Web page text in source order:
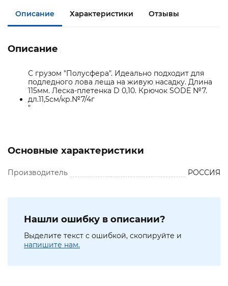
Описание Характеристики Отзывы
Описание
С грузом "Полусфера". Идеально подходит для
подледного лова леща на живую насадку. Длина
115мм. Леска-плетенка D 0,10. Крючок SODE №7.
дл.11,5см/кр.№7/4г
"
Основные характеристики
Производитель РОССИЯ
Нашли ошибку в описании?
Выделите текст с ошибкой, скопируйте и
напишите нам.